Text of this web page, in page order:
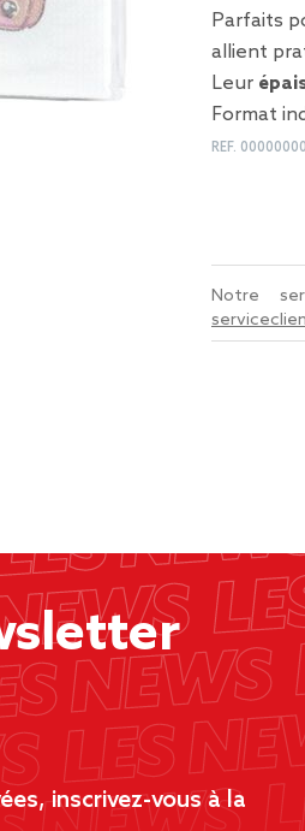
Parfaits
allient
Leur
Format
REF.
Notre
inscrivez-vous à la